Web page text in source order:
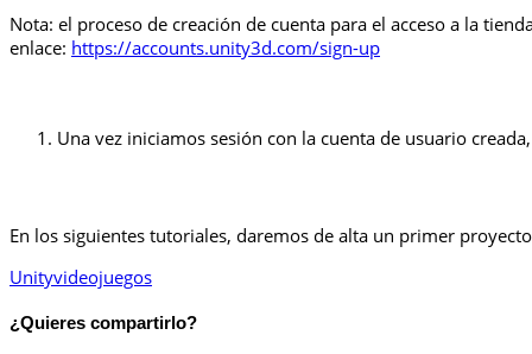
Nota: el proceso de creación de cuenta para el acceso a la
enlace: https://accounts.unity3d.com/sign-up
Una vez iniciamos sesión con la cuenta de usuario
En los siguientes tutoriales, daremos de alta un primer
Unityvideojuegos
¿Quieres compartirlo?